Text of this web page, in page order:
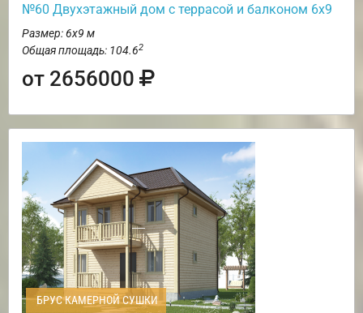
№60 Двухэтажный дом с террасой и балконом 6х9
Размер: 6х9 м
Общая площадь: 104.62
от 2656000
БРУС КАМЕРНОЙ СУШКИ